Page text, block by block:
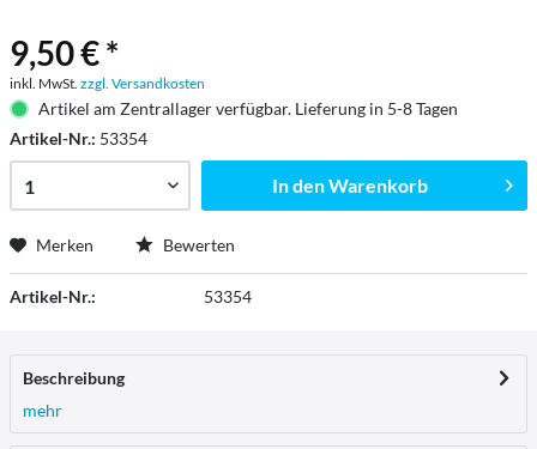
9,50 € *
inkl. MwSt. zzgl. Versandkosten
Artikel am Zentrallager verfügbar. Lieferung in 5-8 Tagen
Artikel-Nr.: 53354
In denWarenkorb
Merken Bewerten
Artikel-Nr.: 53354
Beschreibung
mehr